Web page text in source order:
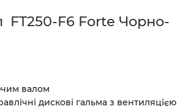
F6 Forte Чорно-
валом
дискові гальма з вентиляцією